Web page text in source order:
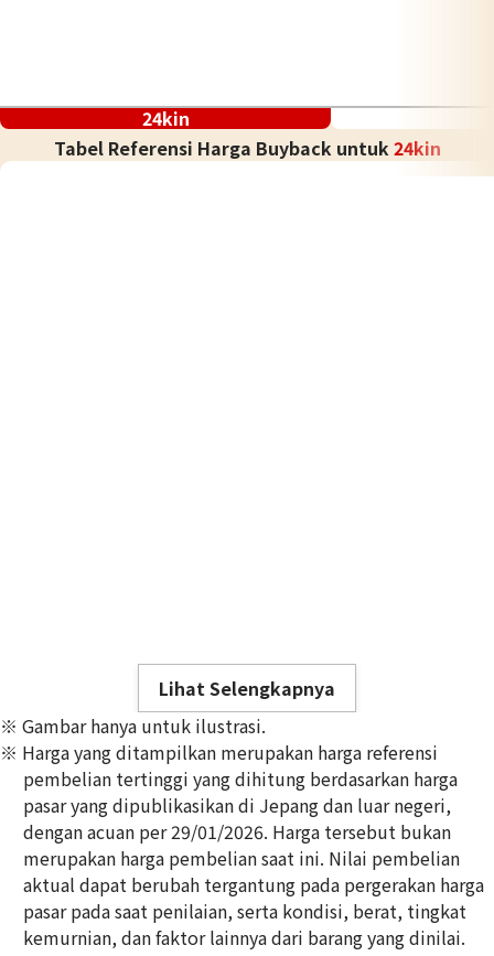
24kin
Tabel Referensi Harga Buyback untuk24kin
24K gold (K24) sake set
349,6g
Referensi Harga Buyback
Rp 1.033.384.738
Lihat Selengkapnya
※ Gambar hanya untuk ilustrasi.
※ Harga yang ditampilkan merupakan harga referensi
pembelian tertinggi yang dihitung berdasarkan harga
pasar yang dipublikasikan di Jepang dan luar negeri,
dengan acuan per 29/01/2026. Harga tersebut bukan
merupakan harga pembelian saat ini. Nilai pembelian
aktual dapat berubah tergantung pada pergerakan harga
pasar pada saat penilaian, serta kondisi, berat, tingkat
kemurnian, dan faktor lainnya dari barang yang dinilai.